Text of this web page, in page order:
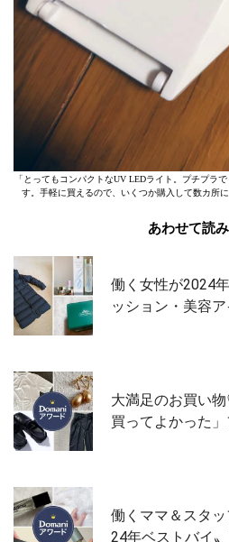
「とってもコンパクトなUV LEDライト。プチプラ
す。手軽に買えるので、いくつか購入して数カ所
あわせて読
働く女性が2024
ッション・美容ア
大満足のお買い
買ってよかった
働くママ＆スタ
24年ベストバイ